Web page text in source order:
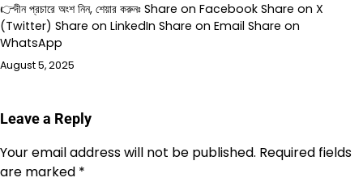
👉দীন প্রচারে অংশ নিন, শেয়ার করুনঃ Share on Facebook Share on X
(Twitter) Share on LinkedIn Share on Email Share on
WhatsApp
August 5, 2025
Leave a Reply
Your email address will not be published. Required fields
are marked *